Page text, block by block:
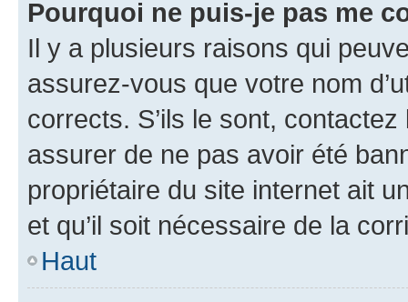
Pourquoi ne puis-je pas me
Il y a plusieurs raisons qui
assurez-vous que votre nom
corrects. S’ils le sont,
assurer de ne pas avoir été
propriétaire du site internet ait
et qu’il soit nécessaire de la
Haut